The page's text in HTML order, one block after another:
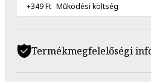
+349 Ft Működési költség
Termékmegfelelőségi